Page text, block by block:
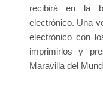
recibirá en la
electrónico. Una
electrónico con
imprimirlos y
Maravilla del